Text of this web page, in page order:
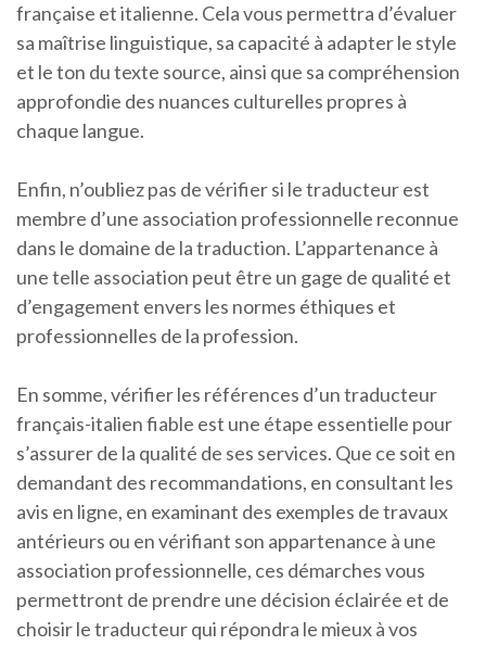
française et italienne. Cela vous permettra d’évaluer
sa maîtrise linguistique, sa capacité à adapter le style
et le ton du texte source, ainsi que sa compréhension
approfondie des nuances culturelles propres à
chaque langue.
Enfin, n’oubliez pas de vérifier si le traducteur est
membre d’une association professionnelle reconnue
dans le domaine de la traduction. L’appartenance à
une telle association peut être un gage de qualité et
d’engagement envers les normes éthiques et
professionnelles de la profession.
En somme, vérifier les références d’un traducteur
français-italien fiable est une étape essentielle pour
s’assurer de la qualité de ses services. Que ce soit en
demandant des recommandations, en consultant les
avis en ligne, en examinant des exemples de travaux
antérieurs ou en vérifiant son appartenance à une
association professionnelle, ces démarches vous
permettront de prendre une décision éclairée et de
choisir le traducteur qui répondra le mieux à vos